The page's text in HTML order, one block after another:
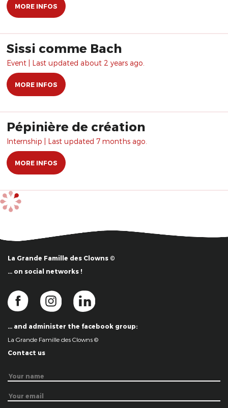
MORE INFOS
Sissi comme Bach
Event | Last updated about 2 years ago.
MORE INFOS
Pépinière de création
Internship | Last updated 7 months ago.
MORE INFOS
La Grande Famille des Clowns ©
… on social networks !
… and administer the facebook group:
La Grande Famille des Clowns ©
Contact us